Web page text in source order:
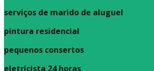
serviços de marido de aluguel
pintura residencial
pequenos consertos
eletricista 24 horas